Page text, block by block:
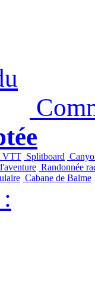
VTT Splitboard
Randonnée
Cabane de Balme